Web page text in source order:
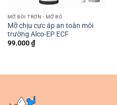
MỠ BÔI TRƠN - MỠ BÒ
Mỡ chịu cực áp an toàn môi
trường Alco-EP ECF
99.000₫